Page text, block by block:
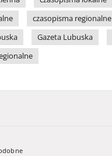
czasopisma regionalne
Gazeta Lubuska